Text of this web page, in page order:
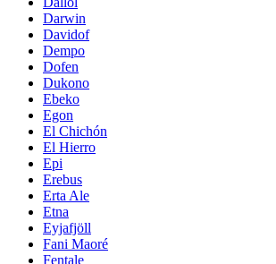
Darwin
Davidof
Dempo
Dofen
Dukono
Ebeko
Egon
El Chichón
El Hierro
Epi
Erebus
Erta Ale
Etna
Eyjafjöll
Fani Maoré
Fentale